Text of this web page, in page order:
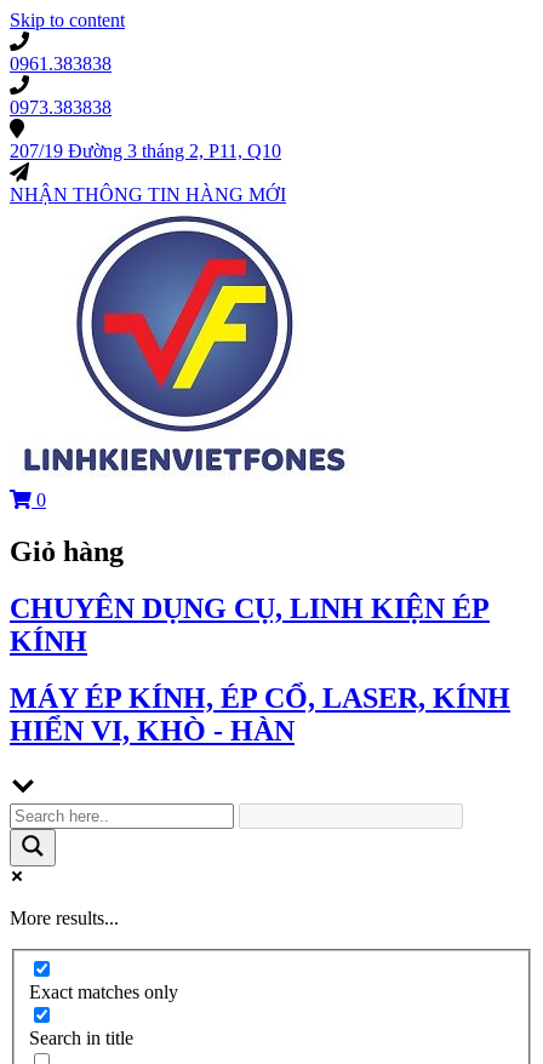
Skip to content
0961.383838
0973.383838
207/19 Đường 3 tháng 2, P11, Q10
NHẬN THÔNG TIN HÀNG MỚI
0
Giỏ hàng
CHUYÊN DỤNG CỤ, LINH KIỆN ÉP
KÍNH
MÁY ÉP KÍNH, ÉP CỔ, LASER, KÍNH
HIỂN VI, KHÒ - HÀN
More results...
Exact matches only
Search in title